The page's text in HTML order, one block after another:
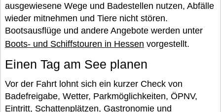
ausgewiesene Wege und Badestellen nutzen, Abfälle
wieder mitnehmen und Tiere nicht stören.
Bootsausflüge und andere Angebote werden unter
Boots- und Schiffstouren in Hessen vorgestellt.
Einen Tag am See planen
Vor der Fahrt lohnt sich ein kurzer Check von
Badefreigabe, Wetter, Parkmöglichkeiten, ÖPNV,
Eintritt, Schattenplätzen, Gastronomie und